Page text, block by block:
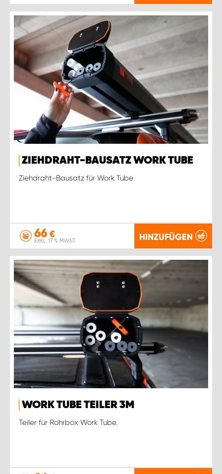
ZIEHDRAHT-BAUSATZ WORK TUBE
Ziehdraht-Bausatz für Work Tube
66 €
EXKL. 17 % MWST. HINZUFÜGEN
WORK TUBE TEILER 3M
Teiler für Rohrbox Work Tube.